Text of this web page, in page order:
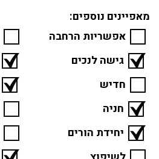
מאפיינים נוספים:
אפשריות הרחבה
גישה לנכים
חדיש
חניה
יחידת הורים